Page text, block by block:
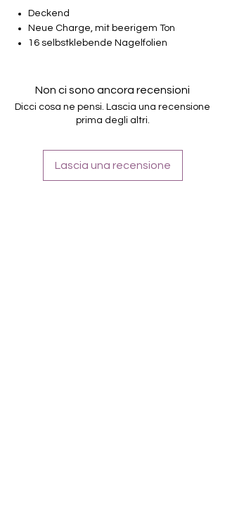
Deckend
Neue Charge, mit beerigem Ton
16 selbstklebende Nagelfolien
Für alle Nägel geeignet
Halten bis zu 14 Tage
Farbe: Rot, Bordeaux
Non ci sono ancora recensioni
Dicci cosa ne pensi. Lascia una recensione
prima degli altri.
Lascia una recensione